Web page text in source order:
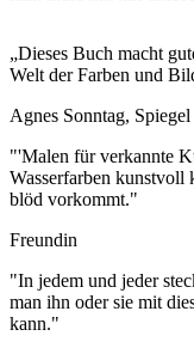
„Dieses Buch macht
Welt der Farben und
Agnes Sonntag,
"'Malen für verkannte
Wasserfarben kunstvoll
blöd vorkommt."
Freundin
"In jedem und jeder
man ihn oder sie mit
kann."